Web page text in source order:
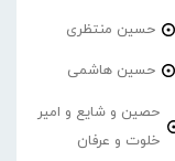
حسین منتظری
حسین هاشمی
حصین و شایع و امیر
خلوت و عرفان